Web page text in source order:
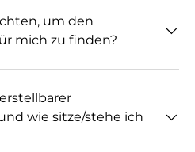
um den
mich zu finden?
wie sitze/stehe ich